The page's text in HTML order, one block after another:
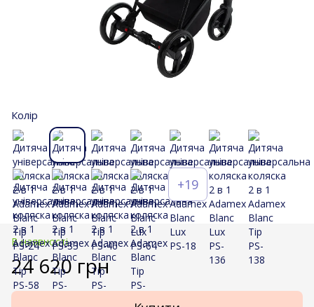
Колір
+19
В наявності
24 620 грн